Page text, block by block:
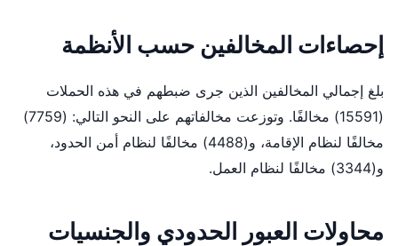
إحصاءات المخالفين حسب الأنظمة
بلغ إجمالي المخالفين الذين جرى ضبطهم في هذه الحملات
(15591) مخالفًا. وتوزعت مخالفاتهم على النحو التالي: (7759)
مخالفًا لنظام الإقامة، و(4488) مخالفًا لنظام أمن الحدود،
و(3344) مخالفًا لنظام العمل.
محاولات العبور الحدودي والجنسيات